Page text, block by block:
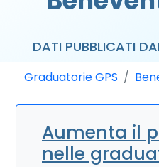
DATI PUBBLICATI
Graduatorie GPS
Aumenta il
nelle